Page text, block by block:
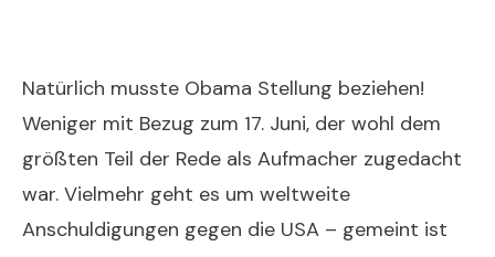
Natürlich musste Obama Stellung beziehen!
Weniger mit Bezug zum 17. Juni, der wohl dem
größten Teil der Rede als Aufmacher zugedacht
war. Vielmehr geht es um weltweite
Anschuldigungen gegen die USA – gemeint ist